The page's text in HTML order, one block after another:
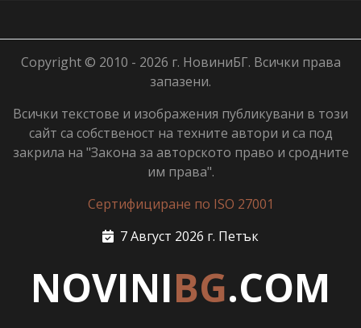
Copyright © 2010 - 2026 г. НовиниБГ. Всички права
запазени.
Всички текстове и изображения публикувани в този
сайт са собственост на техните автори и са под
закрила на "Закона за авторското право и сродните
им права".
Сертифициране по ISO 27001
7 Август 2026 г. Петък
NOVINIBG.COM